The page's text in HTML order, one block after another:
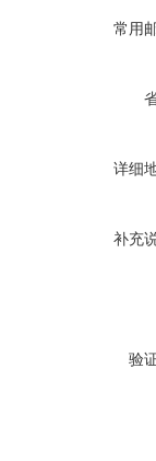
常用
详细
补充
验